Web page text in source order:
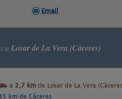
Email
a Losar de La Vera (Cáceres)
a 2,7 km de Losar de La Vera
km de Cáceres